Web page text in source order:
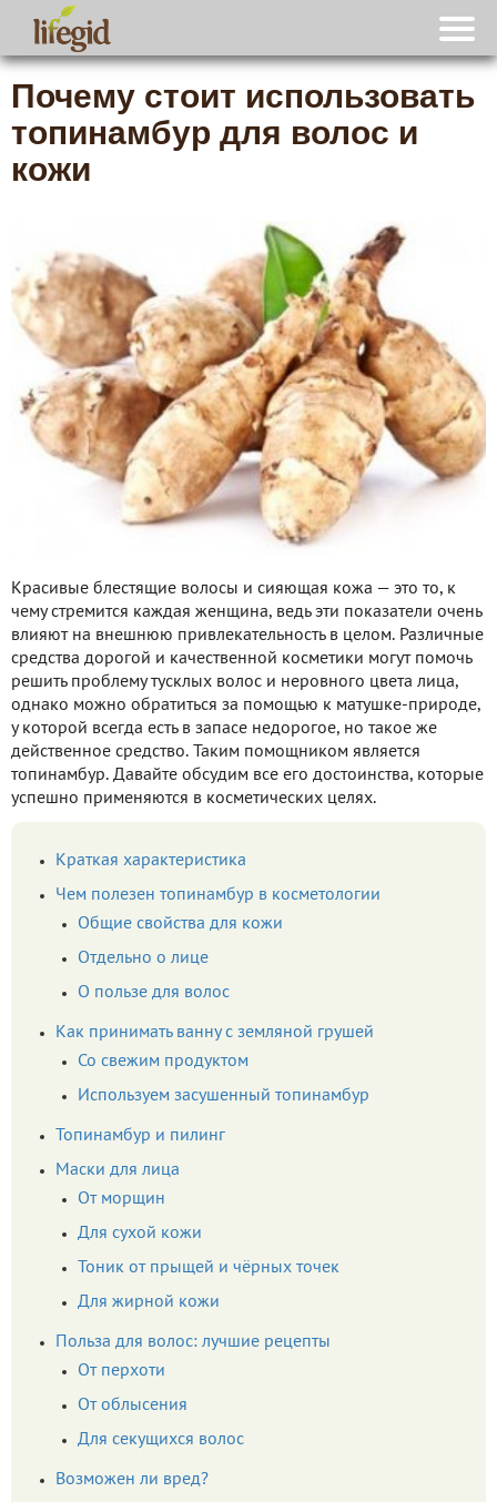
Почему стоит использовать
топинамбур для волос и
кожи
Красивые блестящие волосы и сияющая кожа — это то, к
чему стремится каждая женщина, ведь эти показатели очень
влияют на внешнюю привлекательность в целом. Различные
средства дорогой и качественной косметики могут помочь
решить проблему тусклых волос и неровного цвета лица,
однако можно обратиться за помощью к матушке-природе,
у которой всегда есть в запасе недорогое, но такое же
действенное средство. Таким помощником является
топинамбур. Давайте обсудим все его достоинства, которые
успешно применяются в косметических целях.
Краткая характеристика
Чем полезен топинамбур в косметологии
Общие свойства для кожи
Отдельно о лице
О пользе для волос
Как принимать ванну с земляной грушей
Со свежим продуктом
Используем засушенный топинамбур
Топинамбур и пилинг
Маски для лица
От морщин
Для сухой кожи
Тоник от прыщей и чёрных точек
Для жирной кожи
Польза для волос: лучшие рецепты
От перхоти
От облысения
Для секущихся волос
Возможен ли вред?